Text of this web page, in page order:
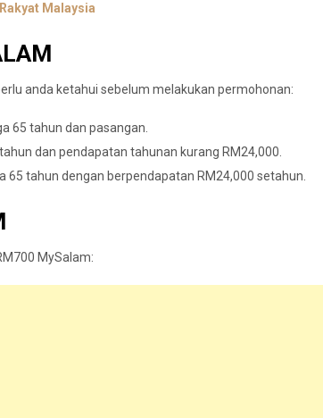
Malaysia
anda ketahui sebelum melakukan permohonan:
65 tahun dan pasangan.
dan pendapatan tahunan kurang RM24,000.
65 tahun dengan berpendapatan RM24,000 setahun.
MySalam: